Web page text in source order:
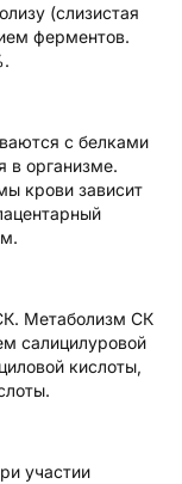
(слизистая
ферментов.
с белками
в организме.
крови зависит
Метаболизм СК
салицилуровой
кислоты,
участии